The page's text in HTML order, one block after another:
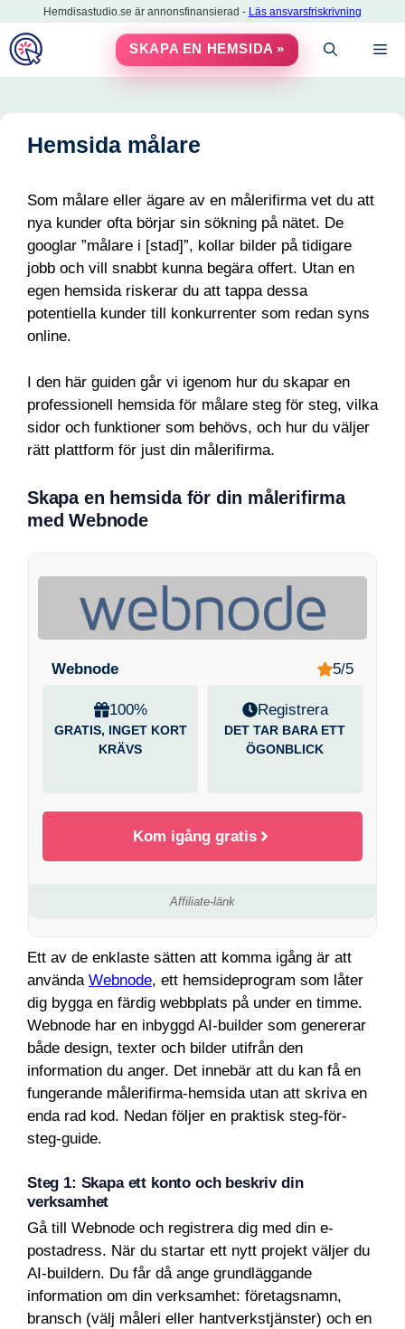
till
innehåll
Hemdisastudio.se är annonsfinansierad - Läs ansvarsfriskrivning
SKAPA EN HEMSIDA »
Hemsida målare
Som målare eller ägare av en målerifirma vet du att
nya kunder ofta börjar sin sökning på nätet. De
googlar ”målare i [stad]”, kollar bilder på tidigare
jobb och vill snabbt kunna begära offert. Utan en
egen hemsida riskerar du att tappa dessa
potentiella kunder till konkurrenter som redan syns
online.
I den här guiden går vi igenom hur du skapar en
professionell hemsida för målare steg för steg, vilka
sidor och funktioner som behövs, och hur du väljer
rätt plattform för just din målerifirma.
Skapa en hemsida för din målerifirma
med Webnode
Webnode 5/5
100%
GRATIS, INGET KORT
KRÄVS
Registrera
DET TAR BARA ETT
ÖGONBLICK
Kom igång gratis
Affiliate-länk
Ett av de enklaste sätten att komma igång är att
använda Webnode, ett hemsideprogram som låter
dig bygga en färdig webbplats på under en timme.
Webnode har en inbyggd AI-builder som genererar
både design, texter och bilder utifrån den
information du anger. Det innebär att du kan få en
fungerande målerifirma-hemsida utan att skriva en
enda rad kod. Nedan följer en praktisk steg-för-
steg-guide.
Steg 1: Skapa ett konto och beskriv din
verksamhet
Gå till Webnode och registrera dig med din e-
postadress. När du startar ett nytt projekt väljer du
AI-buildern. Du får då ange grundläggande
information om din verksamhet: företagsnamn,
bransch (välj måleri eller hantverkstjänster) och en